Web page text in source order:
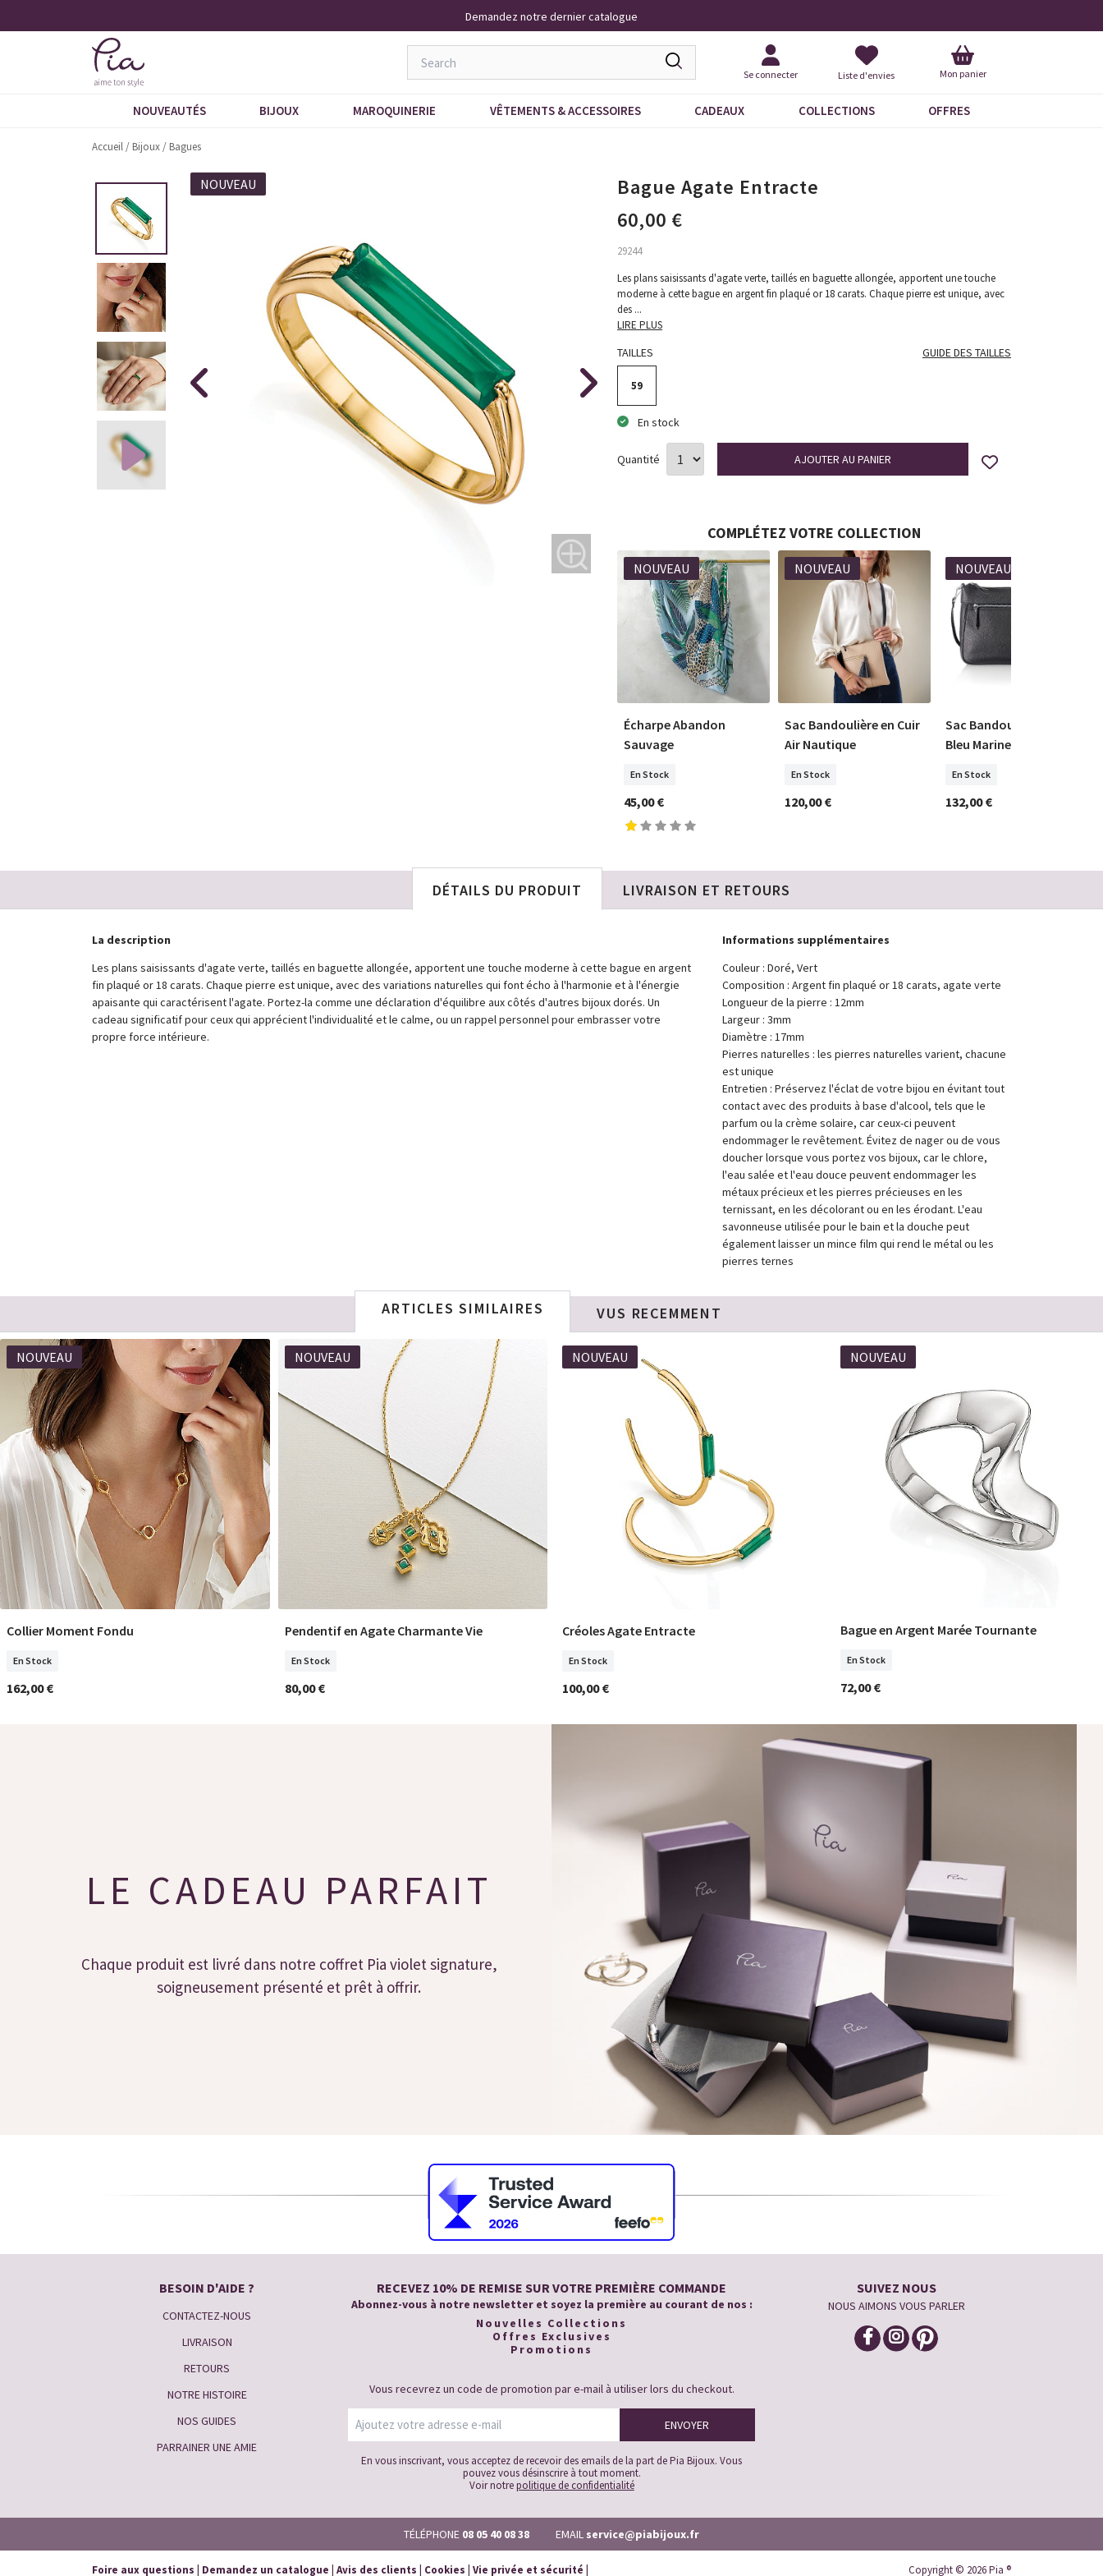
Livraison À Domicile 9,95 €
Se connecter Liste d'envies Mon panier
NOUVEAUTÉS BIJOUX MAROQUINERIE VÊTEMENTS & ACCESSOIRES CADEAUX COLLECTIONS OFFRES
Accueil/ Bijoux/ Bagues
NOUVEAU
Bague Agate Entracte
60,00 €
29244
Les plans saisissants d'agate verte, taillés en baguette allongée, apportent une touche
moderne à cette bague en argent fin plaqué or 18 carats. Chaque pierre est unique, avec
des ...
LIRE PLUS
GUIDE DES TAILLES
TAILLES
59
En stock
Quantité
COMPLÉTEZ VOTRE COLLECTION
NOUVEAU
Écharpe Abandon
Sauvage
En Stock
45,00 €
NOUVEAU
Sac Bandoulière en Cuir
Air Nautique
En Stock
120,00 €
NOUVEAU
Sac Bandoulière en Cuir
Bleu Marine
En Stock
132,00 €
DÉTAILS DU PRODUIT
La description
Les plans saisissants d'agate verte, taillés en baguette allongée, apportent une touche moderne à cette bague en argent
fin plaqué or 18 carats. Chaque pierre est unique, avec des variations naturelles qui font écho à l'harmonie et à l'énergie
apaisante qui caractérisent l'agate. Portez-la comme une déclaration d'équilibre aux côtés d'autres bijoux dorés. Un
cadeau significatif pour ceux qui apprécient l'individualité et le calme, ou un rappel personnel pour embrasser votre
propre force intérieure.
Informations supplémentaires
Couleur : Doré, Vert
Composition : Argent fin plaqué or 18 carats, agate verte
Longueur de la pierre : 12mm
Largeur : 3mm
Diamètre : 17mm
Pierres naturelles : les pierres naturelles varient, chacune
est unique
Entretien : Préservez l'éclat de votre bijou en évitant tout
contact avec des produits à base d'alcool, tels que le
parfum ou la crème solaire, car ceux-ci peuvent
endommager le revêtement. Évitez de nager ou de vous
doucher lorsque vous portez vos bijoux, car le chlore,
l'eau salée et l'eau douce peuvent endommager les
métaux précieux et les pierres précieuses en les
ternissant, en les décolorant ou en les érodant. L'eau
savonneuse utilisée pour le bain et la douche peut
également laisser un mince film qui rend le métal ou les
pierres ternes
LIVRAISON ET RETOURS
ARTICLES SIMILAIRES VUS RECEMMENT
NOUVEAU
COMMANDER
Collier Moment Fondu
En Stock
162,00 €
NOUVEAU
COMMANDER
Pendentif en Agate Charmante Vie
En Stock
80,00 €
NOUVEAU
COMMANDER
Créoles Agate Entracte
En Stock
100,00 €
NOUVEAU
Sélectionner Tailles
Bague en Argent Marée Tournante
En Stock
72,00 €
LE CADEAU PARFAIT
Chaque produit est livré dans notre coffret Pia violet signature,
soigneusement présenté et prêt à offrir.
RECEVEZ 10% DE REMISE SUR VOTRE PREMIÈRE COMMANDE
Abonnez-vous à notre newsletter et soyez la première au courant de nos :
Nouvelles Collections
Offres Exclusives
Promotions
Vous recevrez un code de promotion par e-mail à utiliser lors du checkout.
En vous inscrivant, vous acceptez de recevoir des emails de la part de Pia Bijoux. Vous
pouvez vous désinscrire à tout moment.
Voir notrepolitique de confidentialité
SUIVEZ NOUS
NOUS AIMONS VOUS PARLER
BESOIN D'AIDE ?
CONTACTEZ-NOUS
LIVRAISON
RETOURS
NOTRE HISTOIRE
NOS GUIDES
PARRAINER UNE AMIE
TÉLÉPHONE 08 05 40 08 38 EMAIL service@piabijoux.fr
Foire aux questions Demandez un catalogue Avis des clients Cookies Vie privée et sécurité
Copyright © 2026 Pia ®